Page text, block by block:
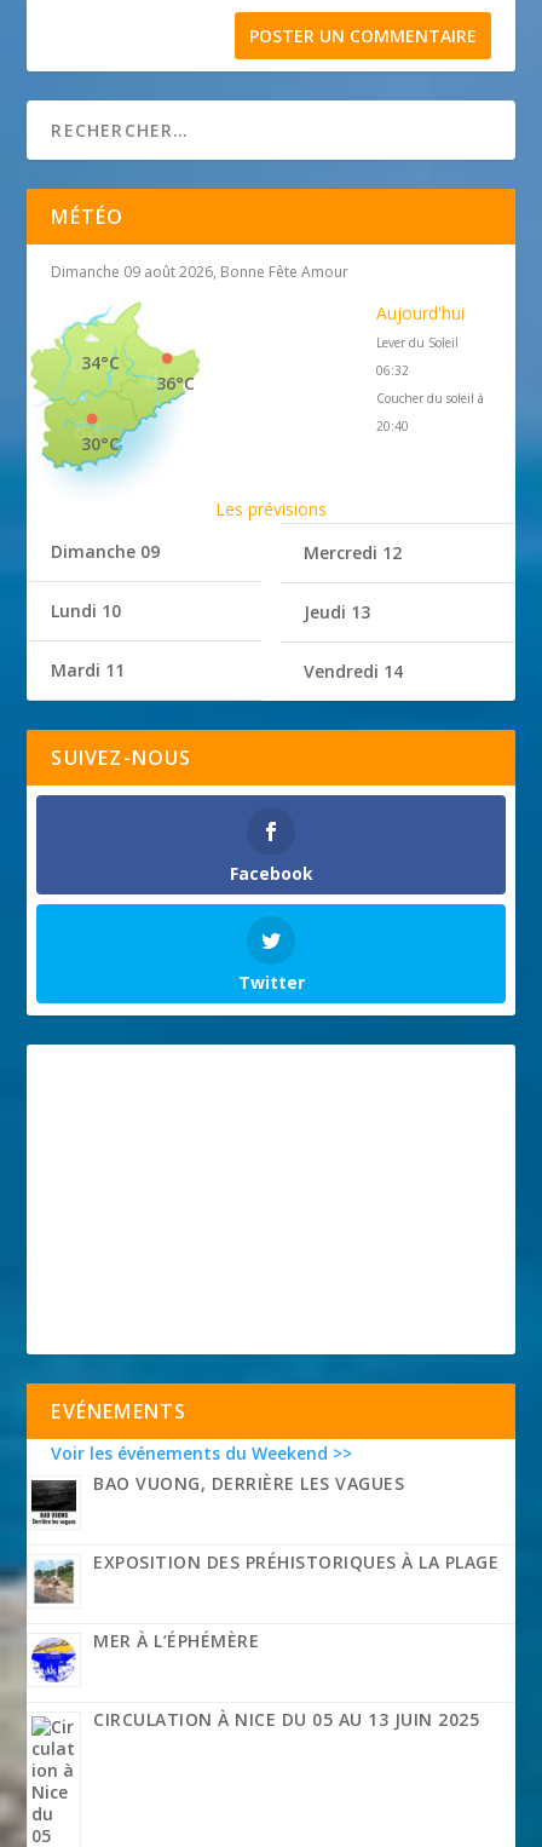
MÉTÉO
Dimanche 09 août 2026, Bonne Fête Amour
36°C
34°C
30°C
Aujourd'hui
Lever du Soleil
06:32
Coucher du soleil à
20:40
Les prévisions
Dimanche 09
Lundi 10
Mardi 11
Mercredi 12
Jeudi 13
Vendredi 14
SUIVEZ-NOUS
Facebook
Twitter
EVÉNEMENTS
Voir les événements du Weekend >>
BAO VUONG, DERRIÈRE LES VAGUES
EXPOSITION DES PRÉHISTORIQUES À LA PLAGE
MER À L’ÉPHÉMÈRE
CIRCULATION À NICE DU 05 AU 13 JUIN 2025